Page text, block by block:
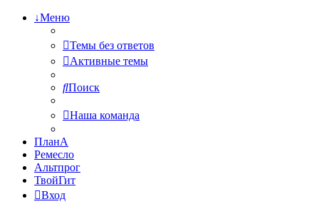
↓Меню
Темы без ответов
Активные темы
Поиск
Наша команда
ПланА
Ремесло
Альтпрог
ТвойГит
Вход